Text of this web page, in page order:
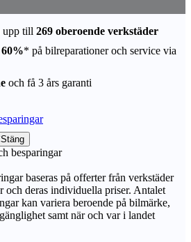
upp till 269 oberoende verkstäder
* på bilreparationer och service via
och få 3 års garanti
Stäng
besparingar
baseras på offerter från verkstäder
och deras individuella priser. Antalet
kan variera beroende på bilmärke,
samt när och var i landet